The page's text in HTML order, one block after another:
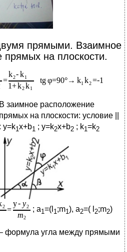
прямыми. Взаимное
прямых на плоскости.
В заимное расположение
прямых на плоскости: условие ||
: y=k1 x+b1 ; y=k2x+b2 ; k1 =k2
; a1=(l 1;m1), a2=( l 2;m2)
формула угла между прямыми